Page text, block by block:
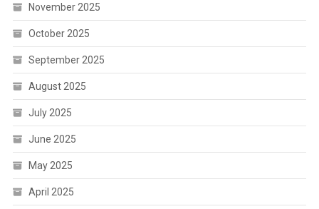
November 2025
October 2025
September 2025
August 2025
July 2025
June 2025
May 2025
April 2025